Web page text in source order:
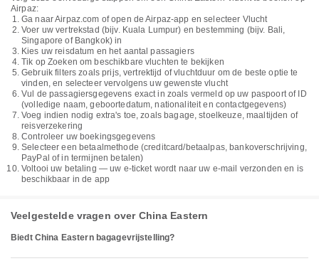
Airpaz:
Ga naar Airpaz.com of open de Airpaz-app en selecteer Vlucht
Voer uw vertrekstad (bijv. Kuala Lumpur) en bestemming (bijv. Bali,
Singapore of Bangkok) in
Kies uw reisdatum en het aantal passagiers
Tik op Zoeken om beschikbare vluchten te bekijken
Gebruik filters zoals prijs, vertrektijd of vluchtduur om de beste optie te
vinden, en selecteer vervolgens uw gewenste vlucht
Vul de passagiersgegevens exact in zoals vermeld op uw paspoort of ID
(volledige naam, geboortedatum, nationaliteit en contactgegevens)
Voeg indien nodig extra's toe, zoals bagage, stoelkeuze, maaltijden of
reisverzekering
Controleer uw boekingsgegevens
Selecteer een betaalmethode (creditcard/betaalpas, bankoverschrijving,
PayPal of in termijnen betalen)
Voltooi uw betaling — uw e-ticket wordt naar uw e-mail verzonden en is
beschikbaar in de app
Veelgestelde vragen over China Eastern
Biedt China Eastern bagagevrijstelling?